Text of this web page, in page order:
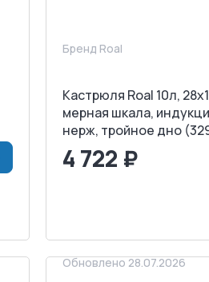
Бренд Roal
Кастрюля Roal 10л,
мерная шкала,
нерж, тройное дно
4 722 ₽
Обновлено 28.07.2026